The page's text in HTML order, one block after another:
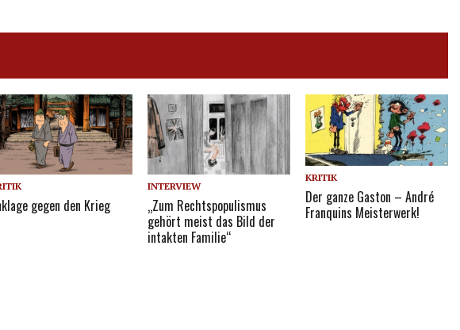
gegen den Krieg
INTERVIEW
„Zum Rechtspopulismus
gehört meist das Bild der
intakten Familie“
KRITIK
Der ganze Gaston – André
Franquins Meisterwerk!